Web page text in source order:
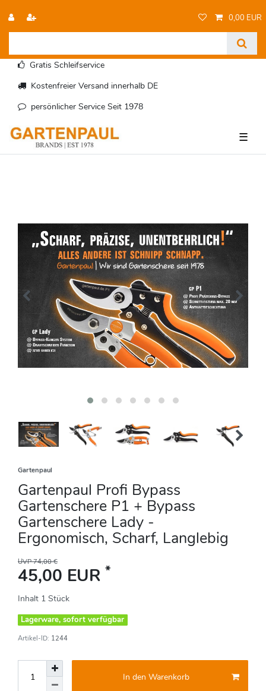
0,00 EUR
Gratis Schleifservice
Kostenfreier Versand innerhalb DE
persönlicher Service Seit 1978
☰
Gartenpaul
Gartenpaul Profi Bypass
Gartenschere P1 + Bypass
Gartenschere Lady -
Ergonomisch, Scharf, Langlebig
UVP 74,00 €
45,00 EUR *
Inhalt 1 Stück
Lagerware, sofort verfügbar
Artikel-ID: 1244
In den Warenkorb